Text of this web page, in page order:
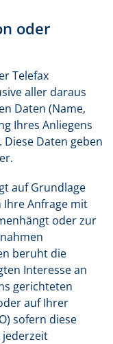
oder
Telefax
aller daraus
Daten (Name,
Ihres Anliegens
Daten geben
auf Grundlage
Ihre Anfrage mit
oder zur
beruht die
Interesse an
gerichteten
auf Ihrer
sofern diese
jederzeit